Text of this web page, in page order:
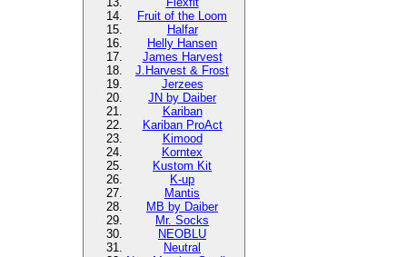
Fruit of the Loom
Halfar
Helly Hansen
James Harvest
J.Harvest & Frost
Jerzees
JN by Daiber
Kariban
Kariban ProAct
Kimood
Korntex
Kustom Kit
K-up
Mantis
MB by Daiber
Mr. Socks
NEOBLU
Neutral